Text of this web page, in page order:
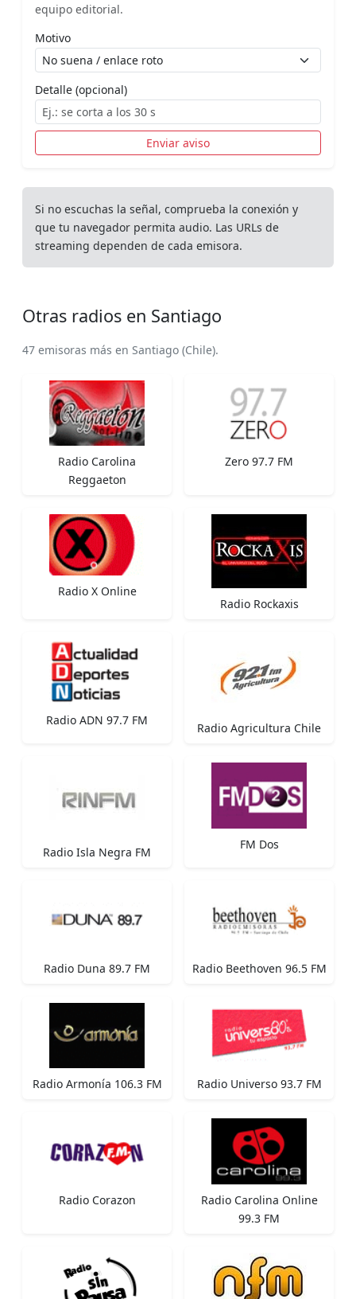
equipo editorial.
Motivo
Detalle (opcional)
Enviar aviso
Si no escuchas la señal, comprueba la conexión y
que tu navegador permita audio. Las URLs de
streaming dependen de cada emisora.
Otras radios en Santiago
47 emisoras más en Santiago (Chile).
Radio Carolina
Reggaeton
Zero 97.7 FM
Radio X Online
Radio Rockaxis
Radio ADN 97.7 FM
Radio Agricultura Chile
Radio Isla Negra FM
FM Dos
Radio Duna 89.7 FM Radio Beethoven 96.5 FM
Radio Armonía 106.3 FM Radio Universo 93.7 FM
Radio Corazon
Radio Carolina Online
99.3 FM